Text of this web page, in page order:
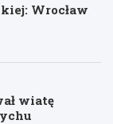
Wrocław
wiatę